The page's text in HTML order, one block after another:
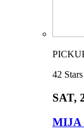
42 Stars
SAT,
MIJA